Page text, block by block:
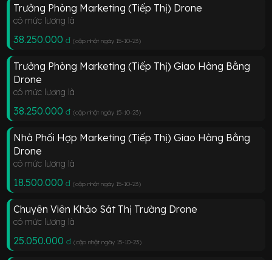
Trưởng Phòng Marketing (Tiếp Thị) Drone
có mức lương là
38.250.000 đ (cập nhật ngày 15-10-23)
Trưởng Phòng Marketing (Tiếp Thị) Giao Hàng Bằng
Drone
có mức lương là
38.250.000 đ (cập nhật ngày 15-10-23)
Nhà Phối Hợp Marketing (Tiếp Thị) Giao Hàng Bằng
Drone
có mức lương là
18.500.000 đ (cập nhật ngày 15-10-23)
Chuyên Viên Khảo Sát Thị Trường Drone
có mức lương là
25.050.000 đ (cập nhật ngày 15-10-23)